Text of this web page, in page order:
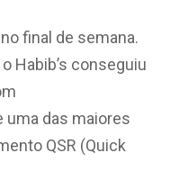
final de semana.
Habib’s conseguiu
uma das maiores
QSR (Quick